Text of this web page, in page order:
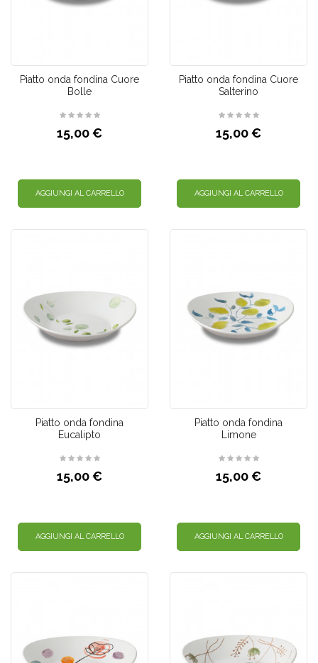
Piatto onda fondina Cuore
Bolle
15,00 €
AGGIUNGI AL CARRELLO
Piatto onda fondina Cuore
Salterino
15,00 €
AGGIUNGI AL CARRELLO
Piatto onda fondina
Eucalipto
15,00 €
AGGIUNGI AL CARRELLO
Piatto onda fondina
Limone
15,00 €
AGGIUNGI AL CARRELLO